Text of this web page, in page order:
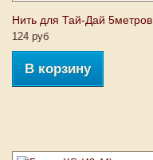
Нить для Тай-Дай 5метров
124 руб
В корзину